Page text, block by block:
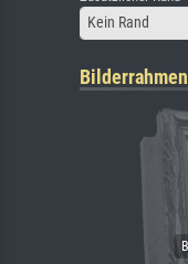
Kein Rand
Bilderrahmen